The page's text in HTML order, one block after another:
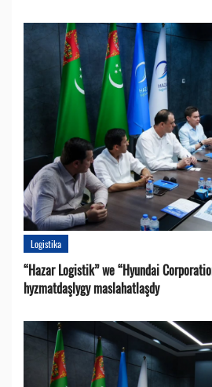
Logistika
“Hazar Logistik” we “Hyundai
hyzmatdaşlygy maslahatlaşdy